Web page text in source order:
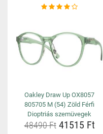
Oakley Draw Up OX8057
805705 M (54) Zöld Férfi
Dioptriás szemüvegek
48490 Ft41515 Ft